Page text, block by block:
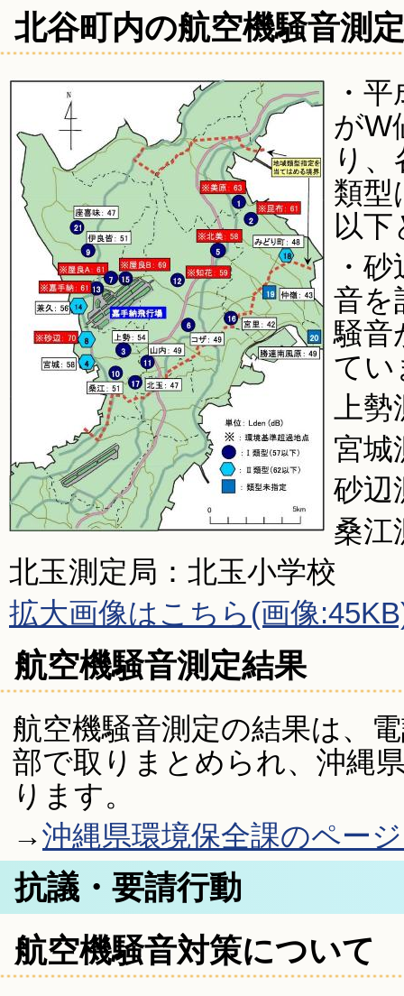
北谷町内の航空機騒音測
・
がW
り
類型
以
・
音を
騒音
てい
上勢
宮城
砂辺
桑江
北玉測定局：北玉小学校
拡大画像はこちら(画像
航空機騒音測定結果
航空機騒音測定の結果は、
部で取りまとめられ、沖縄
ります。
→沖縄県環境保全課のペー
抗議・要請行動
航空機騒音対策について